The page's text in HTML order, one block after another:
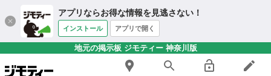
アプリならお得な情報を見逃さない！
インストール アプリで開く
地元の掲示板 ジモティー 神奈川版